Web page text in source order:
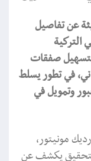
عن تفاصيل
التركية
لتسهيل صفقات
في تطور يسلط
وتمويل في
مونيتور،
التحقيق يكشف عن